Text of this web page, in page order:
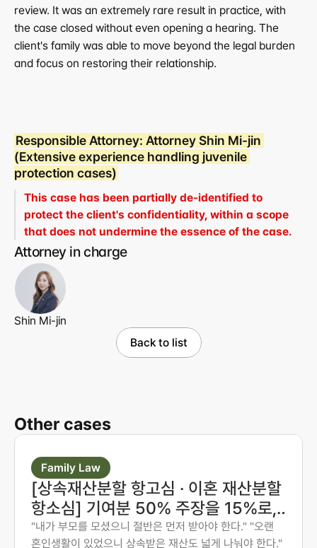
review. It was an extremely rare result in practice, with
the case closed without even opening a hearing. The
client's family was able to move beyond the legal burden
and focus on restoring their relationship.
Responsible Attorney: Attorney Shin Mi-jin
(Extensive experience handling juvenile
protection cases)
This case has been partially de-identified to
protect the client's confidentiality, within a scope
that does not undermine the essence of the case.
Attorney in charge
Shin Mi-jin
Back to list
Other cases
Family Law
[상속재산분할 항고심 · 이혼 재산분할
항소심] 기여분 50% 주장을 15%로,
재산분할 6:4를 7:3으로 다시 다툰 사
"내가 부모를 모셨으니 절반은 먼저 받아야 한다." "오랜
혼인생활이 있었으니 상속받은 재산도 넓게 나눠야 한다."